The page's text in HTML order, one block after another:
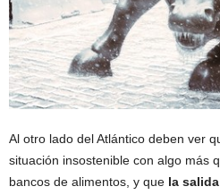
Al otro lado del Atlántico deben ver
situación insostenible con algo más
bancos de alimentos, y que la